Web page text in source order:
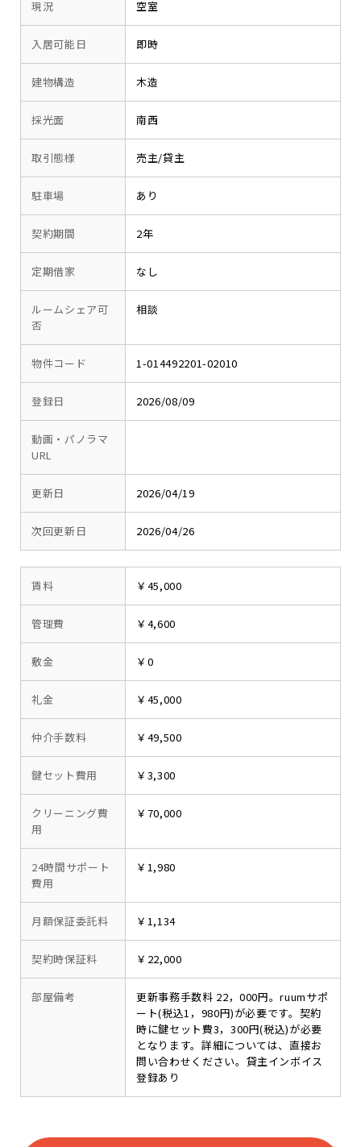
現況 空室
入居可能日 即時
建物構造 木造
採光面 南西
取引態様 売主/貸主
駐車場 あり
契約期間 2年
定期借家 なし
ルームシェア可
否
相談
物件コード 1-014492201-02010
登録日 2026/08/09
動画・パノラマ
URL
更新日 2026/04/19
次回更新日 2026/04/26
賃料 ￥45,000
管理費 ￥4,600
敷金 ￥0
礼金 ￥45,000
仲介手数料 ￥49,500
鍵セット費用 ￥3,300
クリーニング費
用
￥70,000
24時間サポート
費用
￥1,980
月額保証委託料 ￥1,134
契約時保証料 ￥22,000
部屋備考
更新事務手数料 22，000円。ruumサポ
ート(税込1，980円)が必要です。契約
時に鍵セット費3，300円(税込)が必要
となります。詳細については、直接お
問い合わせください。貸主インボイス
登録あり